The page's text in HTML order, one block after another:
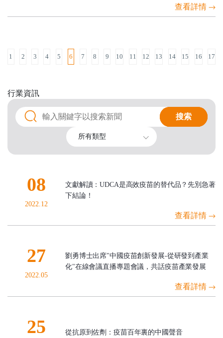
查看詳情
1 2 3 4 5 6 7 8 9 10 11 12 13 14 15 16 17
行業資訊
搜索
搜索
所有類型
08
2022.12
文獻解讀：UDCA是高效疫苗的替代品？先別急著
下結論！
查看詳情
27
2022.05
劉勇博士出席"中國疫苗創新發展-從研發到產業
化"在線會議直播專題會議，共話疫苗產業發展
查看詳情
25 從抗原到佐劑：疫苗百年裏的中國聲音